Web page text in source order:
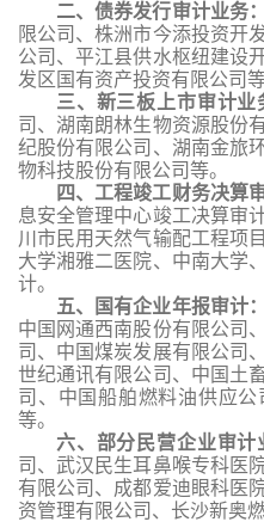
二、债券发行审计业务：
限公司、株洲市今添投资开
公司、平江县供水枢纽建设
发区国有资产投资有限公司等
三、新三板上市审计业
司、湖南朗林生物资源股份
纪股份有限公司、湖南金旅
物科技股份有限公司等。
四、工程竣工财务决算
息安全管理中心竣工决算审
川市民用天然气输配工程项
大学湘雅二医院、中南大学
计。
五、国有企业年报审计：
中国网通西南股份有限公司
司、中国煤炭发展有限公司
世纪通讯有限公司、中国土
司、中国船舶燃料油供应
等。
六、部分民营企业审计
司、武汉民生耳鼻喉专科医
有限公司、成都爱迪眼科医
资管理有限公司、长沙新奥